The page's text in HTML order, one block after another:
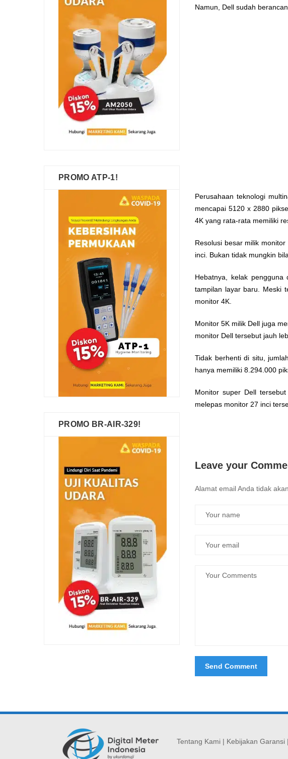
Namun, Dell sudah
Perusahaan teknologi
mencapai 5120 x 2880
4K yang rata-rata memiliki
Resolusi besar milik
inci. Bukan tidak mungkin
Hebatnya, kelak
tampilan layar baru. Meski
monitor 4K.
Monitor 5K milik Dell juga
monitor Dell tersebut jauh
Tidak berhenti di situ,
hanya memiliki 8.294.000
Monitor super Dell
melepas monitor 27 inci
Leave your
Alamat email Anda tidak
PROMO ATP-1!
PROMO BR-AIR-329!
Tentang Kami | Kebijakan Garansi |